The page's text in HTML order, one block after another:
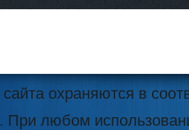
охраняются в
При любом